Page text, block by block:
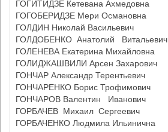
ГОГИТИДЗЕ Кетевана Ахмедовна
ГОГОБЕРИДЗЕ Мери Османовна
ГОЛДИН Николай Васильевич
ГОЛДОБЕНКО Анатолий Витальевич
ГОЛЕНЕВА Екатерина Михайловна
ГОЛИДЖАШВИЛИ Арсен Захарович
ГОНЧАР Александр Терентьевич
ГОНЧАРЕНКО Борис Трофимович
ГОНЧАРОВ Валентин Иванович
ГОРБАЧЕВ Михаил Сергеевич
ГОРБАЧЕНКО Людмила Ильинична